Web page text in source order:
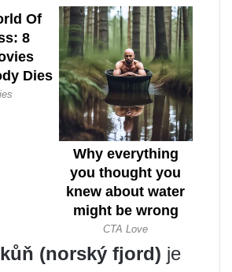
(norský fjord) je